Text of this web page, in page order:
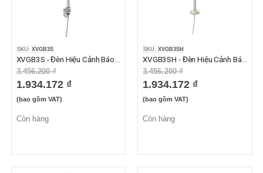
SKU: XVGB3S
3.456.200 ₫
1.934.172 ₫
(bao gồm VAT)
Còn hàng
SKU: XVGB3SH
3.456.200 ₫
1.934.172 ₫
(bao gồm VAT)
Còn hàng